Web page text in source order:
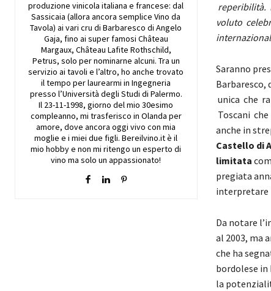
produzione vinicola italiana e francese: dal
Sassicaia (allora ancora semplice Vino da
Tavola) ai vari cru di Barbaresco di Angelo
Gaja, fino ai super famosi Château
Margaux, Château Lafite Rothschild,
Petrus, solo per nominarne alcuni. Tra un
servizio ai tavoli e l’altro, ho anche trovato
il tempo per laurearmi in Ingegneria
presso l’Università degli Studi di Palermo.
Il 23-11-1998, giorno del mio 30esimo
compleanno, mi trasferisco in Olanda per
amore, dove ancora oggi vivo con mia
moglie e i miei due figli. Bereilvino.it è il
mio hobby e non mi ritengo un esperto di
vino ma solo un appassionato!
reperibilità.
voluto
Saranno
Barbaresco,
unica che
Toscani
anche in
Castello di
limitata
pregiata
interpretare
Da notare
al 2003, ma
che ha
bordolese in
la